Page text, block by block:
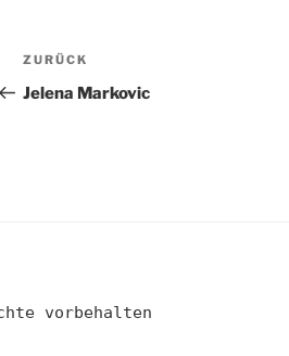
Beitragsnavigation
Vorheriger
Beitrag
ZURÜCK
Jelena Markovic
vorbehalten